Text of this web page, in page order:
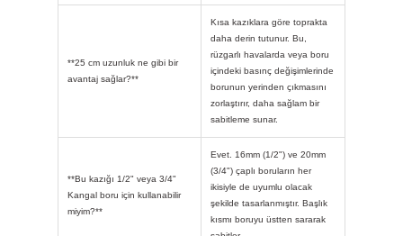
**25 cm uzunluk ne gibi bir
avantaj sağlar?**
Kısa kazıklara göre toprakta
daha derin tutunur. Bu,
rüzgarlı havalarda veya boru
içindeki basınç değişimlerinde
borunun yerinden çıkmasını
zorlaştırır, daha sağlam bir
sabitleme sunar.
**Bu kazığı 1/2" veya 3/4"
Kangal boru için kullanabilir
miyim?**
Evet. 16mm (1/2") ve 20mm
(3/4") çaplı boruların her
ikisiyle de uyumlu olacak
şekilde tasarlanmıştır. Başlık
kısmı boruyu üstten sararak